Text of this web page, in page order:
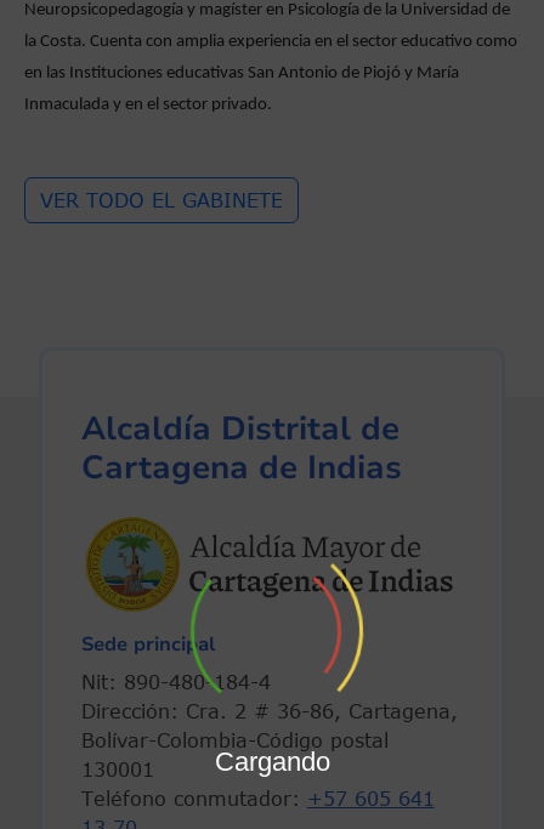
Neuropsicopedagogía y magíster en Psicología de la Universidad de
la Costa. Cuenta con amplia experiencia en el sector educativo como
en las Instituciones educativas San Antonio de Piojó y María
Inmaculada y en el sector privado.
VER TODO EL GABINETE
Alcaldía Distrital de
Cartagena de Indias
Sede principal
Nit: 890-480-184-4
Dirección: Cra. 2 # 36-86, Cartagena,
Bolívar-Colombia-Código postal
130001
Teléfono conmutador: +57 605 641
Cargando